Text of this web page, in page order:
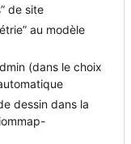
de site
au modèle
(dans le choix
dessin dans la